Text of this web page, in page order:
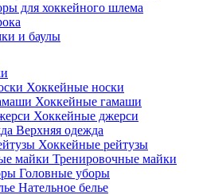
для хоккейного шлема
и баулы
Хоккейные носки
Хоккейные гамаши
Хоккейные джерси
Верхняя одежда
Хоккейные рейтузы
Тренировочные майки
Головные уборы
Нательное белье